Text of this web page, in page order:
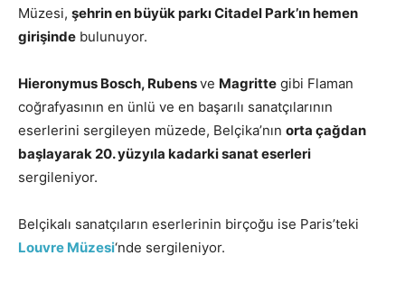
Müzesi, şehrin en büyük parkı Citadel Park’ın hemen
girişinde bulunuyor.
Hieronymus Bosch, Rubensve Magritte gibi Flaman
coğrafyasının en ünlü ve en başarılı sanatçılarının
eserlerini sergileyen müzede, Belçika’nın orta çağdan
başlayarak 20. yüzyıla kadarki sanat eserleri
sergileniyor.
Belçikalı sanatçıların eserlerinin birçoğu ise Paris’teki
Louvre Müzesi‘nde sergileniyor.